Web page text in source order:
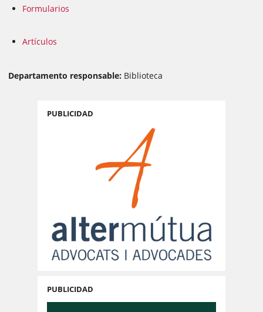
Formularios
Artículos
Departamento responsable: Biblioteca
PUBLICIDAD
PUBLICIDAD